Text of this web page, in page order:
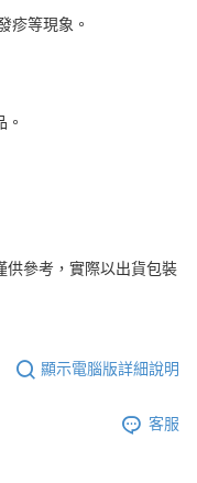
疹等現象。
參考，實際以出貨包裝
顯示電腦版詳細說明
客服